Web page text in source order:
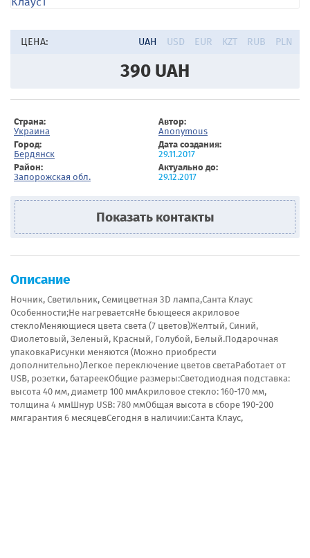
ЦЕНА: UAH USD EUR KZT RUB PLN
390 UAH
Страна:
Украина
Автор:
Anonymous
Город:
Бердянск
Дата создания:
29.11.2017
Район:
Запорожская обл.
Актуально до:
29.12.2017
Показать контакты
Описание
Ночник, Светильник, Семицветная 3D лампа,Санта Клаус
Особенности;Не нагреваетсяНе бьющееся акриловое
стеклоМеняющиеся цвета света (7 цветов)Желтый, Синий,
Фиолетовый, Зеленый, Красный, Голубой, Белый.Подарочная
упаковкаРисунки меняются (Можно приобрести
дополнительно)Легкое переключение цветов светаРаботает от
USB, розетки, батареекОбщие размеры:Светодиодная подставка:
высота 40 мм, диаметр 100 ммАкриловое стекло: 160-170 мм,
толщина 4 ммШнур USB: 780 ммОбщая высота в сборе 190-200
ммгарантия 6 месяцевСегодня в наличии:Санта Клаус,